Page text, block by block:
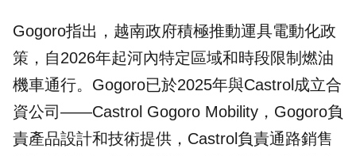
Gogoro指出，越南政府積極推動運具電動化政
策，自2026年起河內特定區域和時段限制燃油
機車通行。Gogoro已於2025年與Castrol成立合
資公司——Castrol Gogoro Mobility，Gogoro負
責產品設計和技術提供，Castrol負責通路銷售